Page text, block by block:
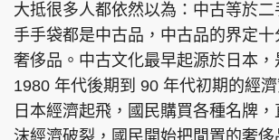
大抵很多人都依然以為：中古等於
手手袋都是中古品，中古品的界定
奢侈品。中古文化最早起源於日本，
1980 年代後期到 90 年代初期的經
日本經濟起飛，國民購買各種名牌
沫經濟破裂，國民開始把閒置的奢